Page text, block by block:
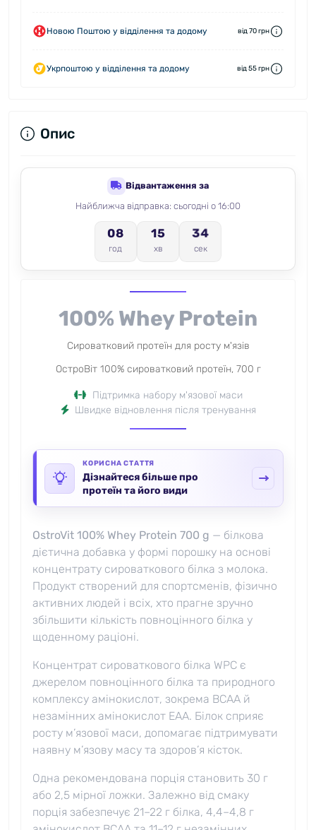
Новою Поштою у відділення та додому від 70 грн
Укрпоштою у відділення та додому від 55 грн
Опис
Відвантаження за
Найближча відправка: сьогодні о 16:00
08
год
15
хв
33
сек
100% Whey Protein
Сироватковий протеїн для росту м'язів
ОстроВіт 100% сироватковий протеїн, 700 г
Підтримка набору м'язової маси
Швидке відновлення після тренування
КОРИСНА СТАТТЯ
Дізнайтеся більше про
протеїн та його види
OstroVit 100% Whey Protein 700 g — білкова
дієтична добавка у формі порошку на основі
концентрату сироваткового білка з молока.
Продукт створений для спортсменів, фізично
активних людей і всіх, хто прагне зручно
збільшити кількість повноцінного білка у
щоденному раціоні.
Концентрат сироваткового білка WPC є
джерелом повноцінного білка та природного
комплексу амінокислот, зокрема BCAA й
незамінних амінокислот EAA. Білок сприяє
росту м’язової маси, допомагає підтримувати
наявну м’язову масу та здоров’я кісток.
Одна рекомендована порція становить 30 г
або 2,5 мірної ложки. Залежно від смаку
порція забезпечує 21–22 г білка, 4,4–4,8 г